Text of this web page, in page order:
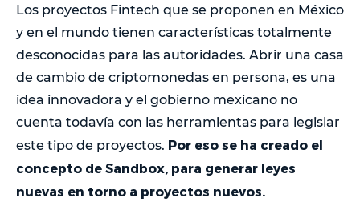
Los proyectos Fintech que se proponen en México
y en el mundo tienen características totalmente
desconocidas para las autoridades. Abrir una casa
de cambio de criptomonedas en persona, es una
idea innovadora y el gobierno mexicano no
cuenta todavía con las herramientas para legislar
este tipo de proyectos. Por eso se ha creado el
concepto de Sandbox, para generar leyes
nuevas en torno a proyectos nuevos.